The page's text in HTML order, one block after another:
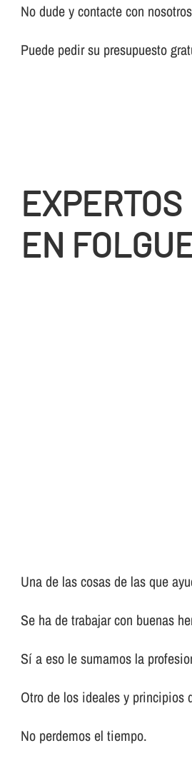
No dude y contacte con
Puede pedir su presupuesto
EN
Una de las cosas de las que
Se ha de trabajar con buenas
Sí­ a eso le sumamos la
Otro de los ideales y principios
No perdemos el tiempo.